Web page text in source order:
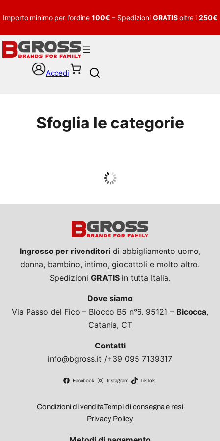
Importo minimo per l’ordine 100€ – Spedizioni GRATISoltre i 250€
Accedi
h
Sfoglia le categorie
Guarda tutto
Ingrosso per rivenditoridi abbigliamento uomo,
donna, bambino, intimo, giocattoli e molto altro.
Spedizioni GRATIS in tutta Italia.
Dove siamo
Via Passo del Fico – Blocco B5 n°6. 95121 – Bicocca,
Catania, CT
Contatti
info@bgross.it /+39 095 7139317
Facebook Instagram TikTok
Condizioni di venditaTempi di consegna e resi
Privacy Policy